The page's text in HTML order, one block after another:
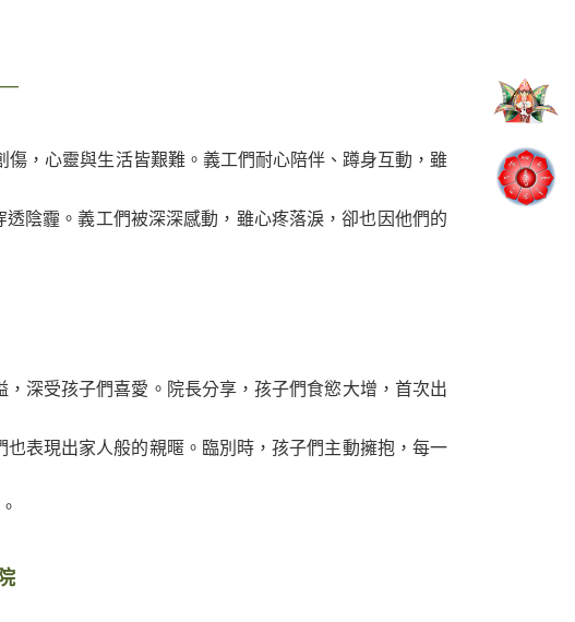
，心靈與生活皆艱難。義工們耐心陪伴、蹲身互動，雖
霾。義工們被深深感動，雖心疼落淚，卻也因他們的
深受孩子們喜愛。院長分享，孩子們食慾大增，首次出
表現出家人般的親暱。臨別時，孩子們主動擁抱，每一